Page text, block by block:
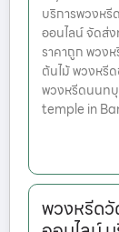
บริการพวงหรี
ออนไลน์ จัดส่
ราคาถูก พวง
ต้นไม้ พวงหรี
พวงหรีดนนท
temple in
พวงหรีด